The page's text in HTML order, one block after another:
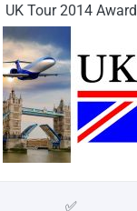
UK Tour 2014 Award
✅